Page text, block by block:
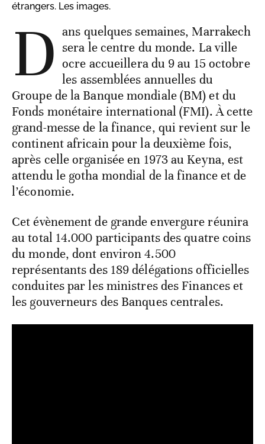
étrangers. Les images.
D ans quelques semaines, Marrakech
sera le centre du monde. La ville
ocre accueillera du 9 au 15 octobre
les assemblées annuelles du
Groupe de la Banque mondiale (BM) et du
Fonds monétaire international (FMI). À cette
grand-messe de la finance, qui revient sur le
continent africain pour la deuxième fois,
après celle organisée en 1973 au Keyna, est
attendu le gotha mondial de la finance et de
l’économie.
Cet évènement de grande envergure réunira
au total 14.000 participants des quatre coins
du monde, dont environ 4.500
représentants des 189 délégations officielles
conduites par les ministres des Finances et
les gouverneurs des Banques centrales.